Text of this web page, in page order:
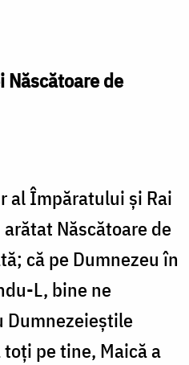
Născătoare de
al Împăratului şi Rai
Născătoare de
că pe Dumnezeu în
L, bine ne
Dumnezeieştile
pe tine, Maică a